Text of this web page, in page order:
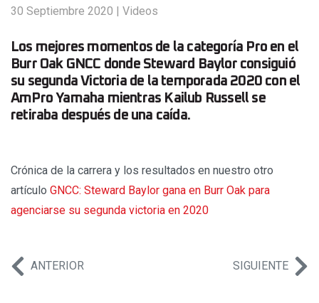
30 Septiembre 2020 | Videos
Los mejores momentos de la categoría Pro en el
Burr Oak GNCC donde Steward Baylor consiguió
su segunda Victoria de la temporada 2020 con el
AmPro Yamaha mientras Kailub Russell se
retiraba después de una caída.
Crónica de la carrera y los resultados en nuestro otro
artículo GNCC: Steward Baylor gana en Burr Oak para
agenciarse su segunda victoria en 2020
ANTERIOR SIGUIENTE